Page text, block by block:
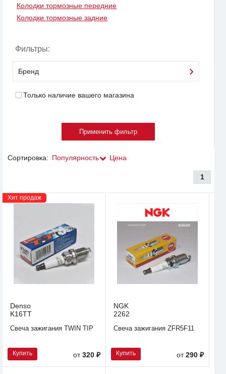
Колодки тормозные передние
Колодки тормозные задние
Фильтры:
Бренд
Только наличие вашего магазина
Сортировка: Популярность Цена
1
Хит продаж
Denso
K16TT
Свеча зажигания TWIN TIP
Купить от320 ₽
NGK
2262
Свеча зажигания ZFR5F11
Купить от290 ₽